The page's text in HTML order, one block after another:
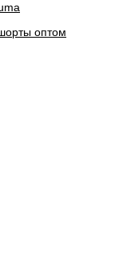
оптом